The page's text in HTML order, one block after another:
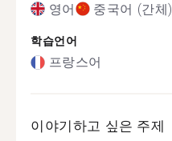
영어 중국어 (간체)
학습언어
프랑스어
이야기하고 싶은 주제